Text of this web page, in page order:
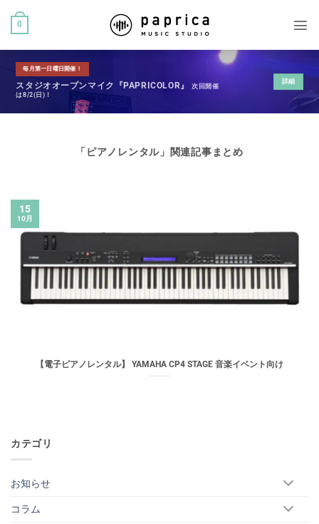
0
毎月第一日曜日開催！
スタジオオープンマイク『PAPRICOLOR』次回開催
は8/2(日)！
詳細
「 ピアノレンタル 」関連記事まとめ
【電子ピアノレンタル】 YAMAHA CP4 STAGE 音楽イベント向け
15
10月
カテゴリ
お知らせ
コラム